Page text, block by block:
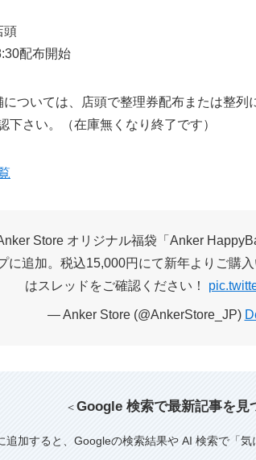
頭
配布開始
ついては、店頭で整理券配布または整
下さい。（在庫無くなり終了です）
Store オリジナル福袋「Anker
に追加。税込15,000円にて新年よりご購
はスレッドをご確認ください！
— Anker Store (@AnkerStore_JP)
＜Google 検索で最新記事を見
追加すると、Googleの検索結果や AI 検索で「